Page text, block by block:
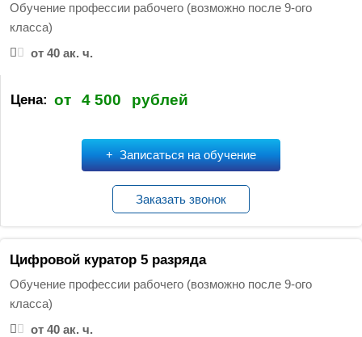
Обучение профессии рабочего (возможно после 9-ого
класса)
от 40 ак. ч.
Цена: от 4 500 рублей
Записаться на обучение
Заказать звонок
Цифровой куратор 5 разряда
Обучение профессии рабочего (возможно после 9-ого
класса)
от 40 ак. ч.